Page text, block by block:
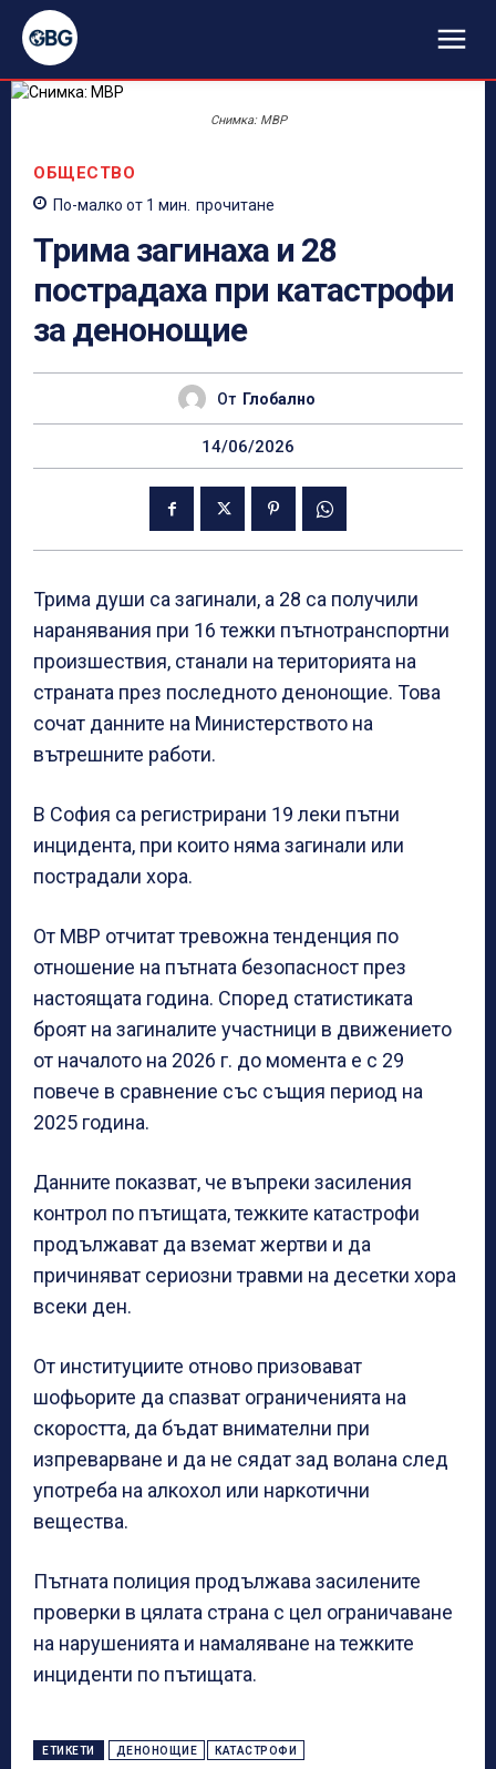
Снимка: МВР
ОБЩЕСТВО
По-малко от 1 мин. прочитане
Трима загинаха и 28
пострадаха при катастрофи
за денонощие
От Глобално
14/06/2026
Трима души са загинали, а 28 са получили
наранявания при 16 тежки пътнотранспортни
произшествия, станали на територията на
страната през последното денонощие. Това
сочат данните на Министерството на
вътрешните работи.
В София са регистрирани 19 леки пътни
инцидента, при които няма загинали или
пострадали хора.
От МВР отчитат тревожна тенденция по
отношение на пътната безопасност през
настоящата година. Според статистиката
броят на загиналите участници в движението
от началото на 2026 г. до момента е с 29
повече в сравнение със същия период на
2025 година.
Данните показват, че въпреки засиления
контрол по пътищата, тежките катастрофи
продължават да вземат жертви и да
причиняват сериозни травми на десетки хора
всеки ден.
От институциите отново призовават
шофьорите да спазват ограниченията на
скоростта, да бъдат внимателни при
изпреварване и да не сядат зад волана след
употреба на алкохол или наркотични
вещества.
Пътната полиция продължава засилените
проверки в цялата страна с цел ограничаване
на нарушенията и намаляване на тежките
инциденти по пътищата.
ЕТИКЕТИ ДЕНОНОЩИЕ КАТАСТРОФИ